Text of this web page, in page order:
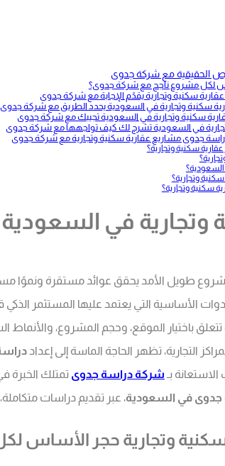
الحقيقية مع شركة جدوى
لكل مشروع ناجح مع شركة جدوى؟
سكنية وتجارية يقدّم الإجابة مع شركة جدوى
سكنية وتجارية في السعودية يحدد الطريق مع شركة جدوى
سكنية وتجارية في السعودية تجيبك مع شركة جدوى
في السعودية تشرح لك كيف تواجهها مع شركة جدوى
دراسة جدوى مشاريع عقارية سكنية وتجارية مع شركة جدوى
سكنية وتجارية؟
وتجارية؟
سكنية وتجارية؟
وتجارية في
مشروع طويل الأمد يحقق عوائد مستقرة ونموًا
الأساسية التي يعتمد عليها المستثمر
باختيار الموقع، وحجم المشروع، والأنماط
التجارية، تظهر الحاجة الماسة إلى إعداد
بـ شركة دراسة جدوى تمتلك الخبرة
في السعودية، عبر تقديم دراسات
سكنية وتجارية حجر الأساس